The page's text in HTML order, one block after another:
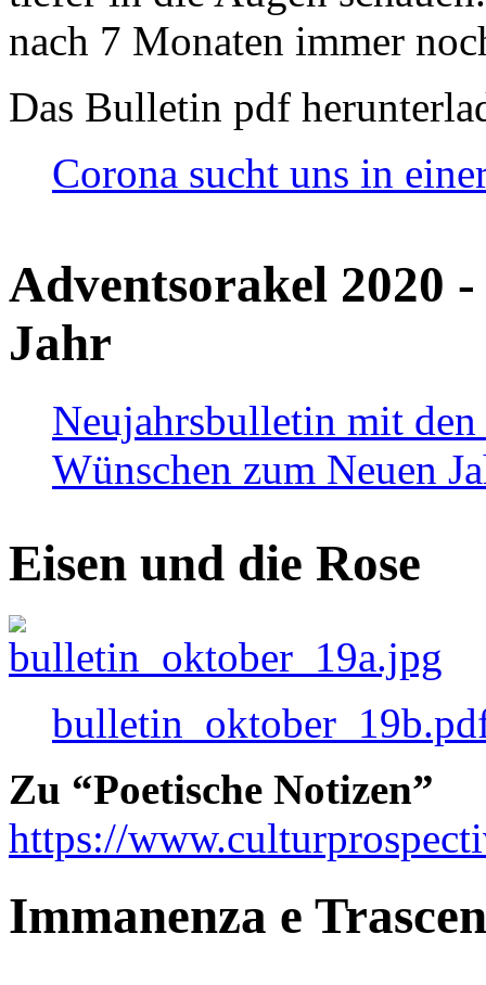
nach 7 Monaten immer
Das Bulletin pdf
Corona sucht uns in
Adventsorakel 2020
Jahr
Neujahrsbulletin mit den
Wünschen zum Neuen
Eisen und die Rose
Zu “Poetische Notizen”
https://
Immanenza e